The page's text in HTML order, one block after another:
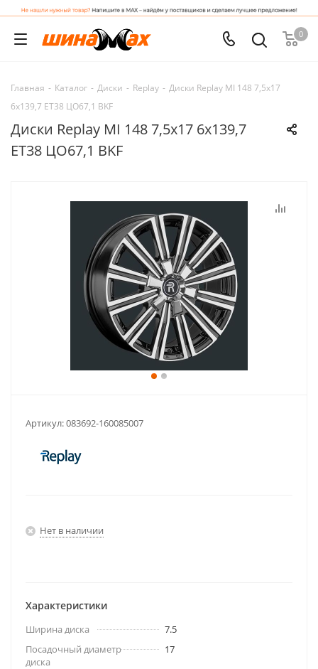
0
Главная - Каталог - Диски - Replay - Диски Replay MI 148 7,5x17
6x139,7 ET38 ЦО67,1 BKF
Диски Replay MI 148 7,5x17 6x139,7
ET38 ЦО67,1 BKF
Артикул:083692-160085007
Нет в наличии
Характеристики
Ширина диска
7.5
Посадочный диаметр
диска
17